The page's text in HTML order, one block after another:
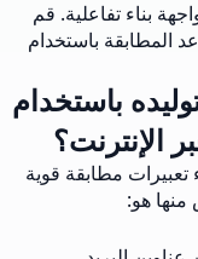
بناء تفاعلية. قم
المطابقة باستخدام
باستخدام
الإنترنت؟
تعبيرات مطابقة قوية
هو: